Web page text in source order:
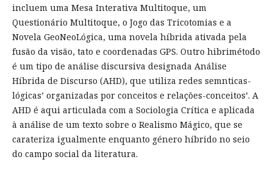
incluem uma Mesa Interativa Multitoque, um
Questionário Multitoque, o Jogo das Tricotomias e a
Novela GeoNeoLógica, uma novela híbrida ativada pela
fusão da visão, tato e coordenadas GPS. Outro hibrimétodo
é um tipo de análise discursiva designada Análise
Híbrida de Discurso (AHD), que utiliza redes semnticas-
lógicas’ organizadas por conceitos e relações-conceitos’. A
AHD é aqui articulada com a Sociologia Crítica e aplicada
à análise de um texto sobre o Realismo Mágico, que se
carateriza igualmente enquanto género híbrido no seio
do campo social da literatura.